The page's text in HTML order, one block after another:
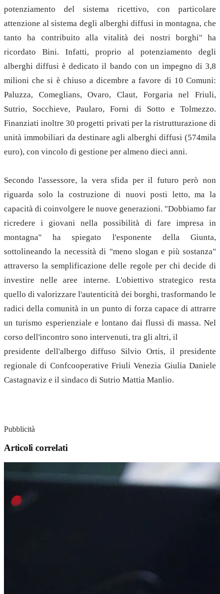
potenziamento del sistema ricettivo, con particolare
attenzione al sistema degli alberghi diffusi in montagna, che
tanto ha contribuito alla vitalità dei nostri borghi" ha
ricordato Bini. Infatti, proprio al potenziamento degli
alberghi diffusi è dedicato il bando con un impegno di 3,8
milioni che si è chiuso a dicembre a favore di 10 Comuni:
Paluzza, Comeglians, Ovaro, Claut, Forgaria nel Friuli,
Sutrio, Socchieve, Paularo, Forni di Sotto e Tolmezzo.
Finanziati inoltre 30 progetti privati per la ristrutturazione di
unità immobiliari da destinare agli alberghi diffusi (574mila
euro), con vincolo di gestione per almeno dieci anni.
Secondo l'assessore, la vera sfida per il futuro però non
riguarda solo la costruzione di nuovi posti letto, ma la
capacità di coinvolgere le nuove generazioni. "Dobbiamo far
ricredere i giovani nella possibilità di fare impresa in
montagna" ha spiegato l'esponente della Giunta,
sottolineando la necessità di "meno slogan e più sostanza"
attraverso la semplificazione delle regole per chi decide di
investire nelle aree interne. L'obiettivo strategico resta
quello di valorizzare l'autenticità dei borghi, trasformando le
radici della comunità in un punto di forza capace di attrarre
un turismo esperienziale e lontano dai flussi di massa. Nel
corso dell'incontro sono intervenuti, tra gli altri, il
presidente dell'albergo diffuso Silvio Ortis, il presidente
regionale di Confcooperative Friuli Venezia Giulia Daniele
Castagnaviz e il sindaco di Sutrio Mattia Manlio.
Pubblicità
Articoli correlati